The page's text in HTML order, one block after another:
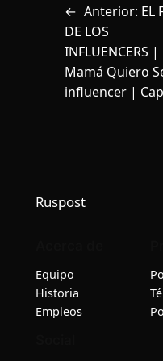
← Anterior: EL
DE LOS
INFLUENCERS |
Mamá Quiero
influencer |
Ruspost
Equipo
Historia
Empleos